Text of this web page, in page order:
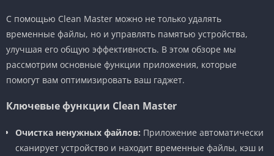
С помощью Clean Master можно не только удалять
временные файлы, но и управлять памятью устройства,
улучшая его общую эффективность. В этом обзоре мы
рассмотрим основные функции приложения, которые
помогут вам оптимизировать ваш гаджет.
Ключевые функции Clean Master
Очистка ненужных файлов: Приложение автоматически
сканирует устройство и находит временные файлы, кэш и